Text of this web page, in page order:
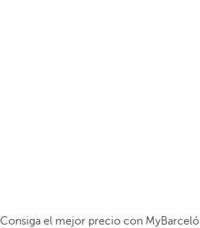
Consiga el mejor precio con MyBarceló